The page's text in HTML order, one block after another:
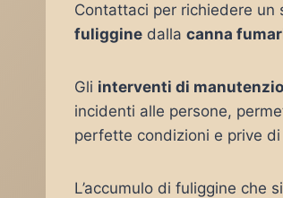
Contattaci per richiedere un
fuliggine dalla canna
Gli interventi di
incidenti alle persone,
perfette condizioni e prive
L’accumulo di fuliggine che